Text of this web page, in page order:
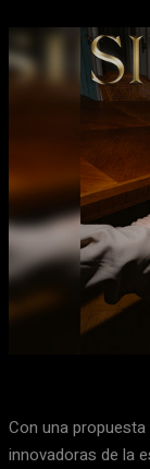
Facebook
Con una
innovadoras de la